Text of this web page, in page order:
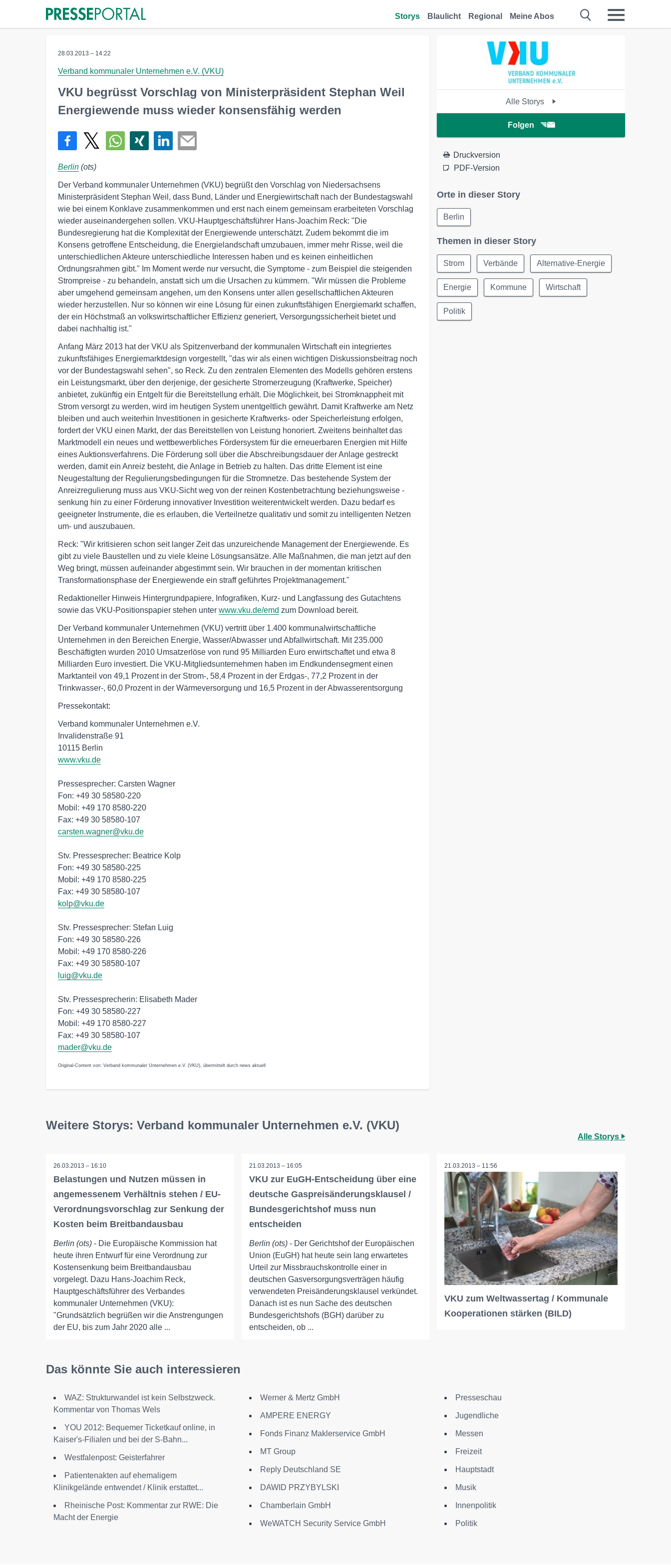
Storys Blaulicht Regional Meine Abos
28.03.2013 – 14:22
Verband kommunaler Unternehmen e.V. (VKU)
VKU begrüsst Vorschlag von Ministerpräsident Stephan Weil
Energiewende muss wieder konsensfähig werden
Berlin (ots)
Der Verband kommunaler Unternehmen (VKU) begrüßt den Vorschlag von Niedersachsens
Ministerpräsident Stephan Weil, dass Bund, Länder und Energiewirtschaft nach der Bundestagswahl
wie bei einem Konklave zusammenkommen und erst nach einem gemeinsam erarbeiteten Vorschlag
wieder auseinandergehen sollen. VKU-Hauptgeschäftsführer Hans-Joachim Reck: "Die
Bundesregierung hat die Komplexität der Energiewende unterschätzt. Zudem bekommt die im
Konsens getroffene Entscheidung, die Energielandschaft umzubauen, immer mehr Risse, weil die
unterschiedlichen Akteure unterschiedliche Interessen haben und es keinen einheitlichen
Ordnungsrahmen gibt." Im Moment werde nur versucht, die Symptome - zum Beispiel die steigenden
Strompreise - zu behandeln, anstatt sich um die Ursachen zu kümmern. "Wir müssen die Probleme
aber umgehend gemeinsam angehen, um den Konsens unter allen gesellschaftlichen Akteuren
wieder herzustellen. Nur so können wir eine Lösung für einen zukunftsfähigen Energiemarkt schaffen,
der ein Höchstmaß an volkswirtschaftlicher Effizienz generiert, Versorgungssicherheit bietet und
dabei nachhaltig ist."
Anfang März 2013 hat der VKU als Spitzenverband der kommunalen Wirtschaft ein integriertes
zukunftsfähiges Energiemarktdesign vorgestellt, "das wir als einen wichtigen Diskussionsbeitrag noch
vor der Bundestagswahl sehen", so Reck. Zu den zentralen Elementen des Modells gehören erstens
ein Leistungsmarkt, über den derjenige, der gesicherte Stromerzeugung (Kraftwerke, Speicher)
anbietet, zukünftig ein Entgelt für die Bereitstellung erhält. Die Möglichkeit, bei Stromknappheit mit
Strom versorgt zu werden, wird im heutigen System unentgeltlich gewährt. Damit Kraftwerke am Netz
bleiben und auch weiterhin Investitionen in gesicherte Kraftwerks- oder Speicherleistung erfolgen,
fordert der VKU einen Markt, der das Bereitstellen von Leistung honoriert. Zweitens beinhaltet das
Marktmodell ein neues und wettbewerbliches Fördersystem für die erneuerbaren Energien mit Hilfe
eines Auktionsverfahrens. Die Förderung soll über die Abschreibungsdauer der Anlage gestreckt
werden, damit ein Anreiz besteht, die Anlage in Betrieb zu halten. Das dritte Element ist eine
Neugestaltung der Regulierungsbedingungen für die Stromnetze. Das bestehende System der
Anreizregulierung muss aus VKU-Sicht weg von der reinen Kostenbetrachtung beziehungsweise -
senkung hin zu einer Förderung innovativer Investition weiterentwickelt werden. Dazu bedarf es
geeigneter Instrumente, die es erlauben, die Verteilnetze qualitativ und somit zu intelligenten Netzen
um- und auszubauen.
Reck: "Wir kritisieren schon seit langer Zeit das unzureichende Management der Energiewende. Es
gibt zu viele Baustellen und zu viele kleine Lösungsansätze. Alle Maßnahmen, die man jetzt auf den
Weg bringt, müssen aufeinander abgestimmt sein. Wir brauchen in der momentan kritischen
Transformationsphase der Energiewende ein straff geführtes Projektmanagement."
Redaktioneller Hinweis Hintergrundpapiere, Infografiken, Kurz- und Langfassung des Gutachtens
sowie das VKU-Positionspapier stehen unter www.vku.de/emd zum Download bereit.
Der Verband kommunaler Unternehmen (VKU) vertritt über 1.400 kommunalwirtschaftliche
Unternehmen in den Bereichen Energie, Wasser/Abwasser und Abfallwirtschaft. Mit 235.000
Beschäftigten wurden 2010 Umsatzerlöse von rund 95 Milliarden Euro erwirtschaftet und etwa 8
Milliarden Euro investiert. Die VKU-Mitgliedsunternehmen haben im Endkundensegment einen
Marktanteil von 49,1 Prozent in der Strom-, 58,4 Prozent in der Erdgas-, 77,2 Prozent in der
Trinkwasser-, 60,0 Prozent in der Wärmeversorgung und 16,5 Prozent in der Abwasserentsorgung
Pressekontakt:
Verband kommunaler Unternehmen e.V.
Invalidenstraße 91
10115 Berlin
www.vku.de
Pressesprecher: Carsten Wagner
Fon: +49 30 58580-220
Mobil: +49 170 8580-220
Fax: +49 30 58580-107
carsten.wagner@vku.de
Stv. Pressesprecher: Beatrice Kolp
Fon: +49 30 58580-225
Mobil: +49 170 8580-225
Fax: +49 30 58580-107
kolp@vku.de
Stv. Pressesprecher: Stefan Luig
Fon: +49 30 58580-226
Mobil: +49 170 8580-226
Fax: +49 30 58580-107
luig@vku.de
Stv. Pressesprecherin: Elisabeth Mader
Fon: +49 30 58580-227
Mobil: +49 170 8580-227
Fax: +49 30 58580-107
mader@vku.de
Original-Content von: Verband kommunaler Unternehmen e.V. (VKU), übermittelt durch news aktuell
Alle Storys
Folgen
Druckversion
PDF-Version
Orte in dieser Story
Berlin
Themen in dieser Story
Strom Verbände Alternative-Energie
Energie Kommune Wirtschaft
Politik
Weitere Storys: Verband kommunaler Unternehmen e.V. (VKU)
Alle Storys
26.03.2013 – 16:10
Belastungen und Nutzen müssen in
angemessenem Verhältnis stehen / EU-
Verordnungsvorschlag zur Senkung der
Kosten beim Breitbandausbau
Berlin (ots) - Die Europäische Kommission hat
heute ihren Entwurf für eine Verordnung zur
Kostensenkung beim Breitbandausbau
vorgelegt. Dazu Hans-Joachim Reck,
Hauptgeschäftsführer des Verbandes
kommunaler Unternehmen (VKU):
"Grundsätzlich begrüßen wir die Anstrengungen
der EU, bis zum Jahr 2020 alle ...
21.03.2013 – 16:05
VKU zur EuGH-Entscheidung über eine
deutsche Gaspreisänderungsklausel /
Bundesgerichtshof muss nun
entscheiden
Berlin (ots)- Der Gerichtshof der Europäischen
Union (EuGH) hat heute sein lang erwartetes
Urteil zur Missbrauchskontrolle einer in
deutschen Gasversorgungsverträgen häufig
verwendeten Preisänderungsklausel verkündet.
Danach ist es nun Sache des deutschen
Bundesgerichtshofs (BGH) darüber zu
entscheiden, ob ...
21.03.2013 – 11:56
VKU zum Weltwassertag / Kommunale
Kooperationen stärken (BILD)
Das könnte Sie auch interessieren
WAZ: Strukturwandel ist kein Selbstzweck.
Kommentar von Thomas Wels
YOU 2012: Bequemer Ticketkauf online, in
Kaiser's-Filialen und bei der S-Bahn...
Westfalenpost: Geisterfahrer
Patientenakten auf ehemaligem
Klinikgelände entwendet / Klinik erstattet...
Rheinische Post: Kommentar zur RWE: Die
Macht der Energie
Werner & Mertz GmbH
AMPERE ENERGY
Fonds Finanz Maklerservice GmbH
MT Group
Reply Deutschland SE
DAWID PRZYBYLSKI
Chamberlain GmbH
WeWATCH Security Service GmbH
Presseschau
Jugendliche
Messen
Freizeit
Hauptstadt
Musik
Innenpolitik
Politik